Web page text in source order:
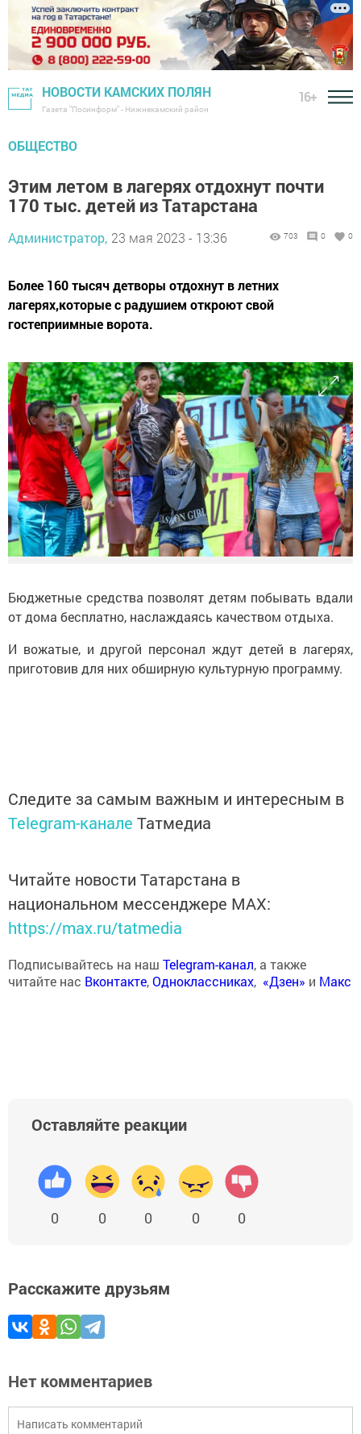
НОВОСТИ КАМСКИХ ПОЛЯН
Газета "Посинформ" - Нижнекамский район
16+
ОБЩЕСТВО
Этим летом в лагерях отдохнут почти
170 тыс. детей из Татарстана
Администратор, 23 мая 2023 - 13:36 703 0 0
Более 160 тысяч детворы отдохнут в летних
лагерях,которые с радушием откроют свой
гостеприимные ворота.
Бюджетные средства позволят детям побывать вдали
от дома бесплатно, наслаждаясь качеством отдыха.
И вожатые, и другой персонал ждут детей в лагерях,
приготовив для них обширную культурную программу.
Следите за самым важным и интересным в
Telegram-канале Татмедиа
Читайте новости Татарстана в
национальном мессенджере MАХ:
https://max.ru/tatmedia
Подписывайтесь на наш Telegram-канал, а также
читайте нас Вконтакте,Одноклассниках, «Дзен» и Макс
Оставляйте реакции
0 0 0 0 0
Расскажите друзьям
Нет комментариев